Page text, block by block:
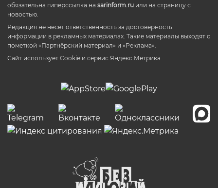
обязательна гиперссылка на sarinform.ru или на страницу с
новостью.
Редакция не несет ответственность за достоверность
информации в рекламных материалах. Такие материалы выходят с
пометкой «Партнёрский материал» и «Реклама».
Сайт использует Cookie и сервиc Яндекс.Метрика